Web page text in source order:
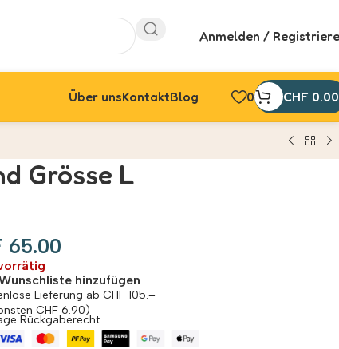
Anmelden /
Über unsKontaktBlog 0 CHF 0.00
Grösse L
65.00
hinzufügen
Lieferung ab CHF 105.–
CHF 6.90)
Rückgaberecht